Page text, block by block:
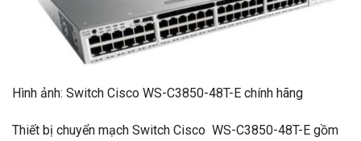
Hình ảnh: Switch Cisco WS-C3850-48T-E chính hãng
Thiết bị chuyển mạch Switch Cisco WS-C3850-48T-E gồm